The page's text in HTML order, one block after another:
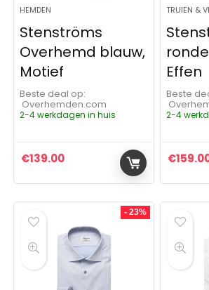
HEMDEN
Stenströms
Overhemd blauw,
Motief
Beste deal op:
Overhemden.com
2-4 werkdagen in huis
€139.00
TRUIEN &
Effen
Beste
2-4
€
- 23%